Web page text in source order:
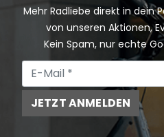
Mehr Radliebe direkt in dein
von unseren Aktionen,
Kein Spam, nur echte
JETZT ANMELDEN